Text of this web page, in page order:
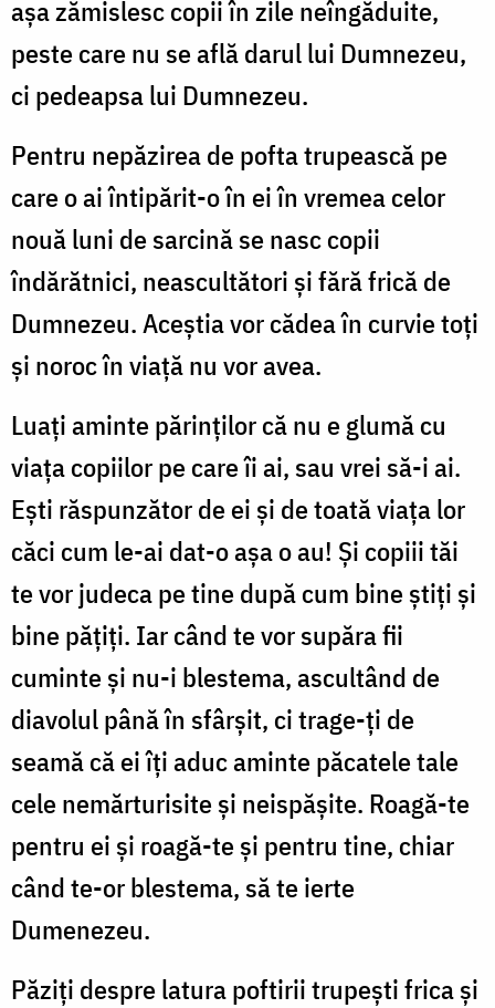
aşa zămislesc copii în zile neîngăduite,
peste care nu se află darul lui Dumnezeu,
ci pedeapsa lui Dumnezeu.
Pentru nepăzirea de pofta trupească pe
care o ai întipărit-o în ei în vremea celor
nouă luni de sarcină se nasc copii
îndărătnici, neascultători şi fără frică de
Dumnezeu. Aceştia vor cădea în curvie toţi
şi noroc în viaţă nu vor avea.
Luaţi aminte părinţilor că nu e glumă cu
viaţa copiilor pe care îi ai, sau vrei să-i ai.
Eşti răspunzător de ei şi de toată viaţa lor
căci cum le-ai dat-o aşa o au! Şi copiii tăi
te vor judeca pe tine după cum bine ştiţi şi
bine păţiţi. Iar când te vor supăra fii
cuminte şi nu-i blestema, ascultând de
diavolul până în sfârşit, ci trage-ţi de
seamă că ei îţi aduc aminte păcatele tale
cele nemărturisite şi neispăşite. Roagă-te
pentru ei şi roagă-te şi pentru tine, chiar
când te-or blestema, să te ierte
Dumenezeu.
Păziţi despre latura poftirii trupeşti frica şi